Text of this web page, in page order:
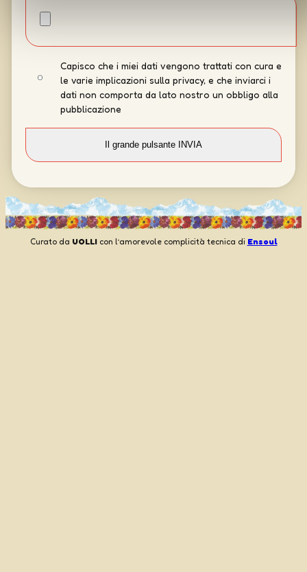
Capisco che i miei dati vengono trattati con cura e
le varie implicazioni sulla privacy, e che inviarci i
dati non comporta da lato nostro un obbligo alla
pubblicazione
Curato da UOLLIcon l’amorevole complicità tecnica di Ensoul